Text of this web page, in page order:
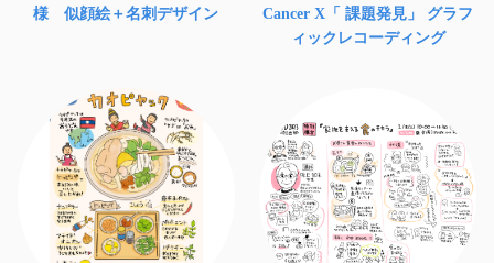
様 似顔絵＋名刺デザイン
Cancer X「 課題発見」 グラフ
ィックレコーディング